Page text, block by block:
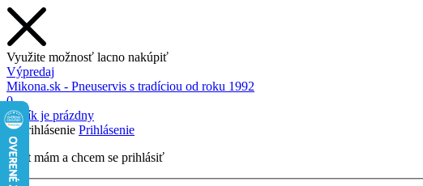
Využite možnosť lacno nakúpiť
Výpredaj
Mikona.sk - Pneuservis s tradíciou od roku 1992
0
Košík je prázdny
Prihlásenie
Účet mám a chcem se prihlásiť